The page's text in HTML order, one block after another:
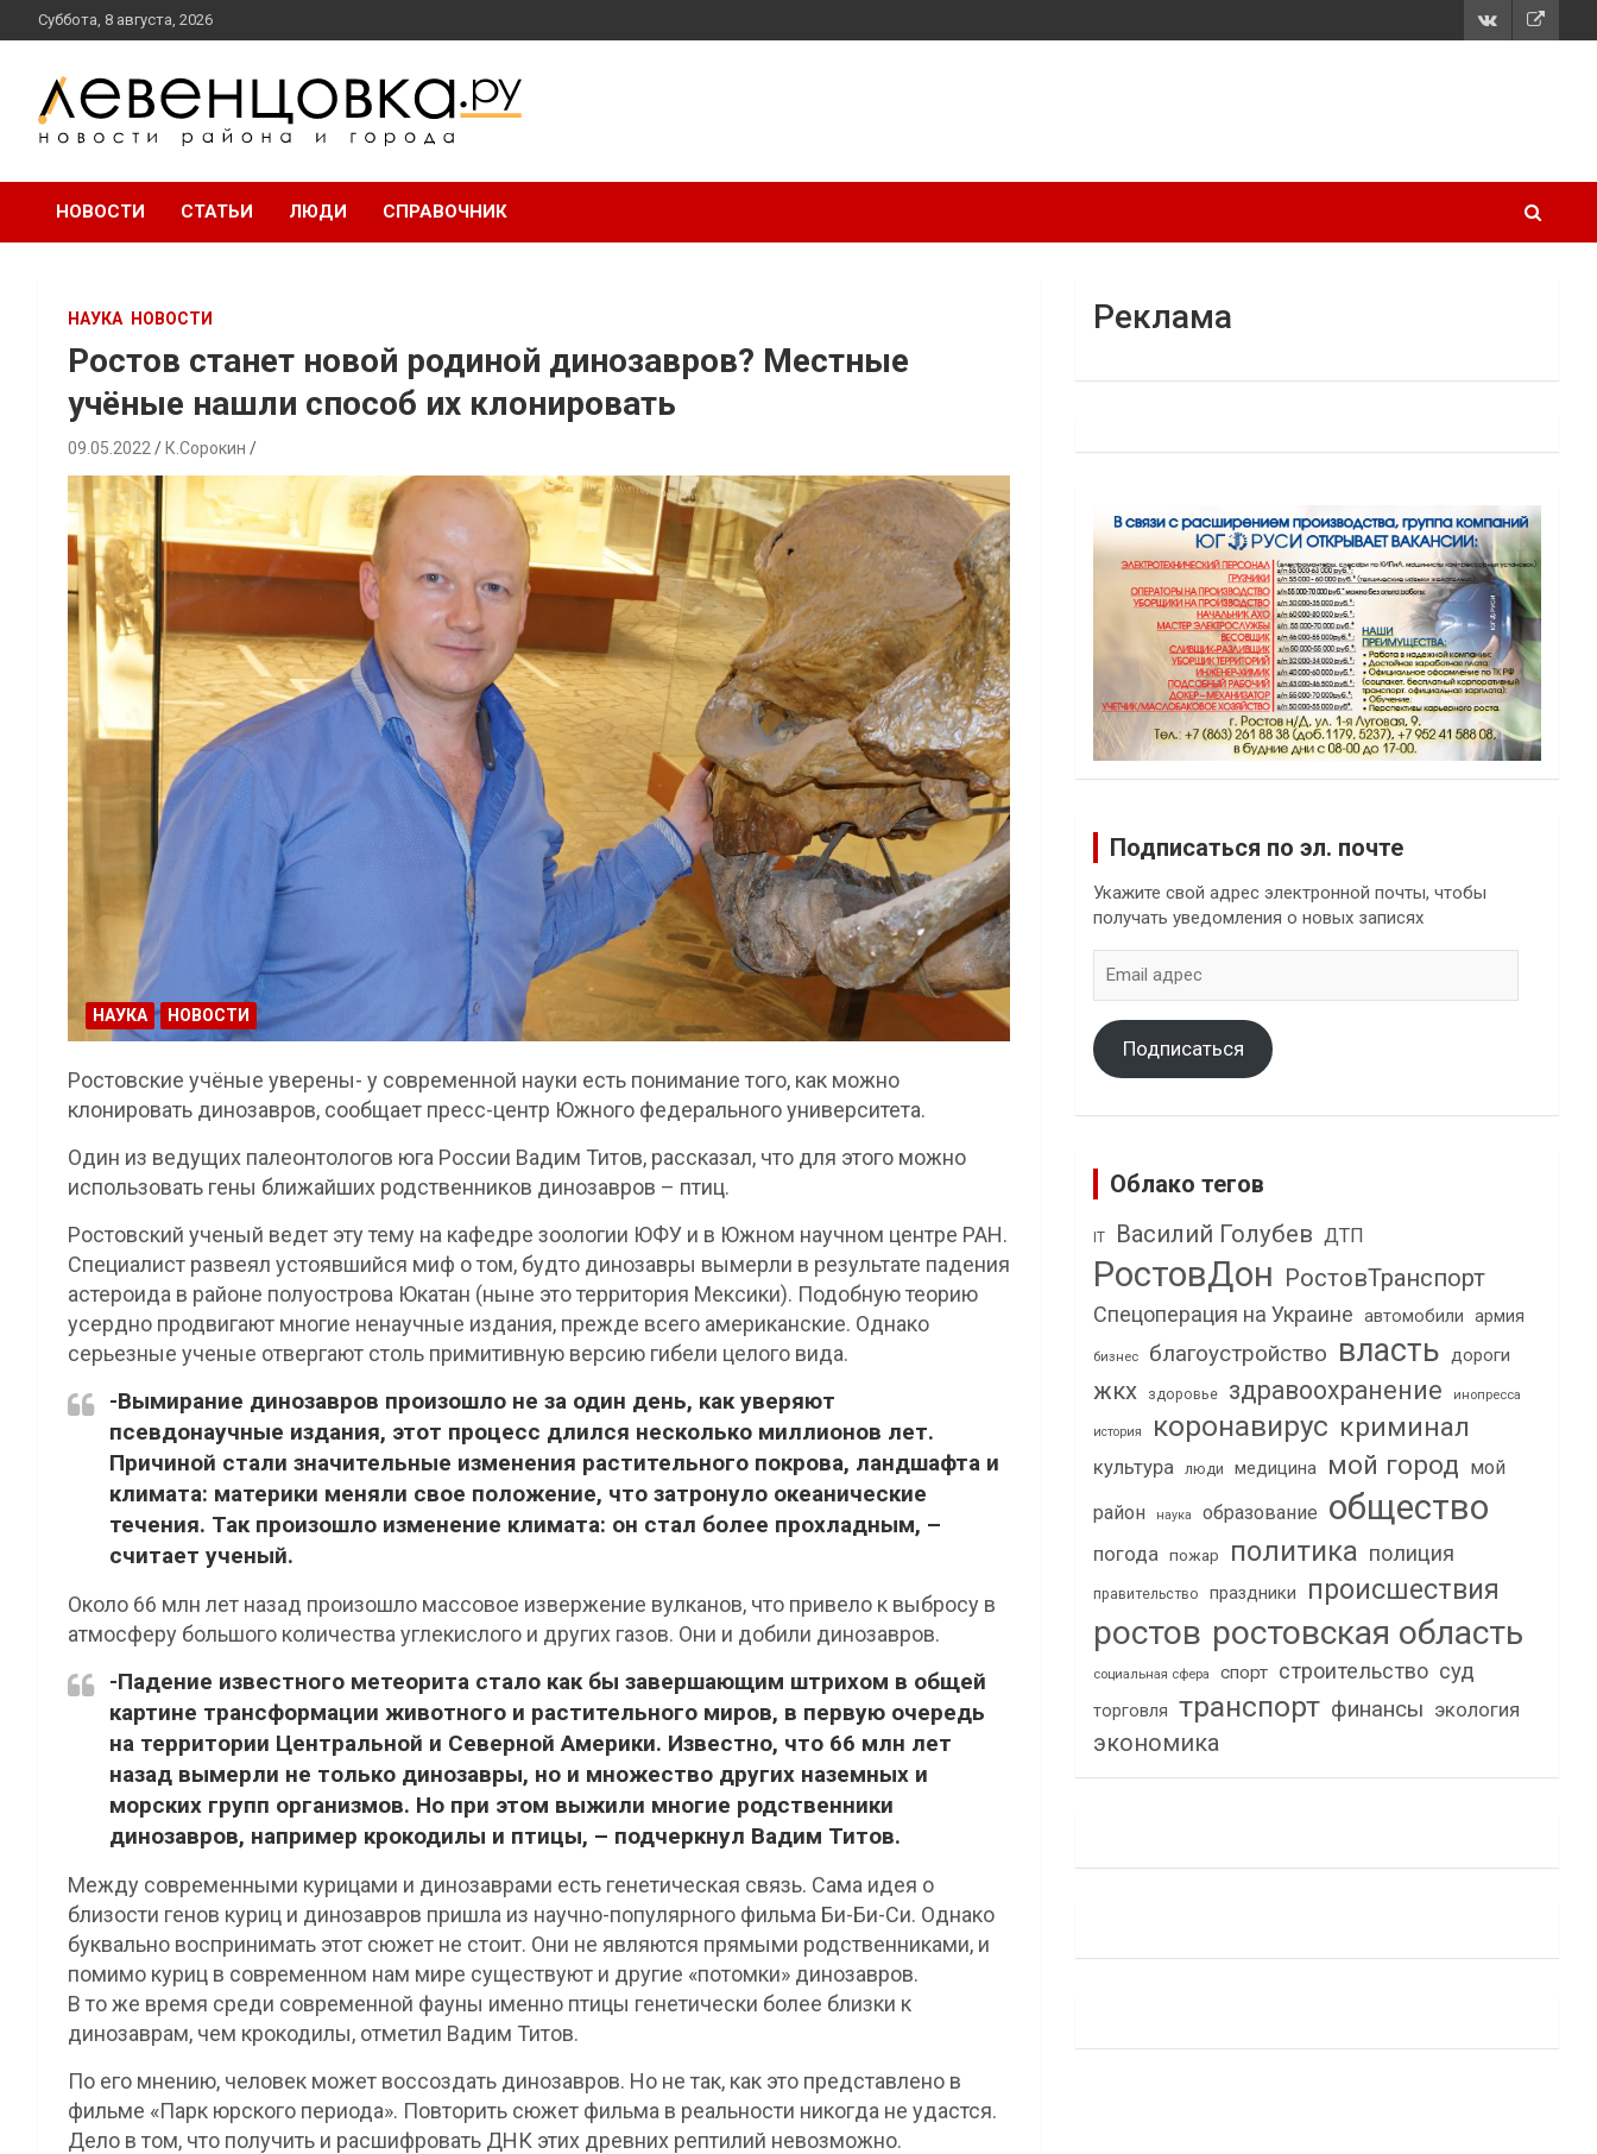
перейти
к
Суббота, 8 августа, 2026
Левенцовка Ру
НОВОСТИ СТАТЬИ ЛЮДИ СПРАВОЧНИК
НАУКА НОВОСТИ
Ростов станет новой родиной динозавров? Местные
учёные нашли способ их клонировать
09.05.2022 К.Сорокин
НАУКА НОВОСТИ
Ростовские учёные уверены- у современной науки есть понимание того, как можно
клонировать динозавров, сообщает пресс-центр Южного федерального университета.
Один из ведущих палеонтологов юга России Вадим Титов, рассказал, что для этого можно
использовать гены ближайших родственников динозавров – птиц.
Ростовский ученый ведет эту тему на кафедре зоологии ЮФУ и в Южном научном центре РАН.
Специалист развеял устоявшийся миф о том, будто динозавры вымерли в результате падения
астероида в районе полуострова Юкатан (ныне это территория Мексики). Подобную теорию
усердно продвигают многие ненаучные издания, прежде всего американские. Однако
серьезные ученые отвергают столь примитивную версию гибели целого вида.
-Вымирание динозавров произошло не за один день, как уверяют
псевдонаучные издания, этот процесс длился несколько миллионов лет.
Причиной стали значительные изменения растительного покрова, ландшафта и
климата: материки меняли свое положение, что затронуло океанические
течения. Так произошло изменение климата: он стал более прохладным, –
считает ученый.
Около 66 млн лет назад произошло массовое извержение вулканов, что привело к выбросу в
атмосферу большого количества углекислого и других газов. Они и добили динозавров.
-Падение известного метеорита стало как бы завершающим штрихом в общей
картине трансформации животного и растительного миров, в первую очередь
на территории Центральной и Северной Америки. Известно, что 66 млн лет
назад вымерли не только динозавры, но и множество других наземных и
морских групп организмов. Но при этом выжили многие родственники
динозавров, например крокодилы и птицы, – подчеркнул Вадим Титов.
Между современными курицами и динозаврами есть генетическая связь. Сама идея о
близости генов куриц и динозавров пришла из научно-популярного фильма Би-Би-Си. Однако
буквально воспринимать этот сюжет не стоит. Они не являются прямыми родственниками, и
помимо куриц в современном нам мире существуют и другие «потомки» динозавров.
В то же время среди современной фауны именно птицы генетически более близки к
динозаврам, чем крокодилы, отметил Вадим Титов.
По его мнению, человек может воссоздать динозавров. Но не так, как это представлено в
фильме «Парк юрского периода». Повторить сюжет фильма в реальности никогда не удастся.
Дело в том, что получить и расшифровать ДНК этих древних рептилий невозможно.
Реклама
Подписаться по эл. почте
Укажите свой адрес электронной почты, чтобы
получать уведомления о новых записях
адрес
Подписаться
Облако тегов
IT Василий Голубев ДТП
РостовДон РостовТранспорт
Спецоперация на Украине автомобили армия
бизнес благоустройство власть дороги
жкх здоровье здравоохранение инопресса
история коронавирус криминал
культура люди медицина мой город мой
район
наука образование общество
погода пожар политика полиция
правительство праздники происшествия
ростов ростовская область
социальная сфера спорт строительство суд
торговля транспорт финансы экология
экономика